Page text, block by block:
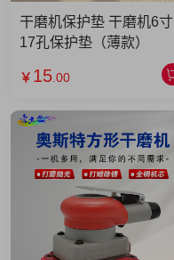
干磨机保护垫 干磨机6寸
17孔保护垫（薄款）
￥ 15 .00